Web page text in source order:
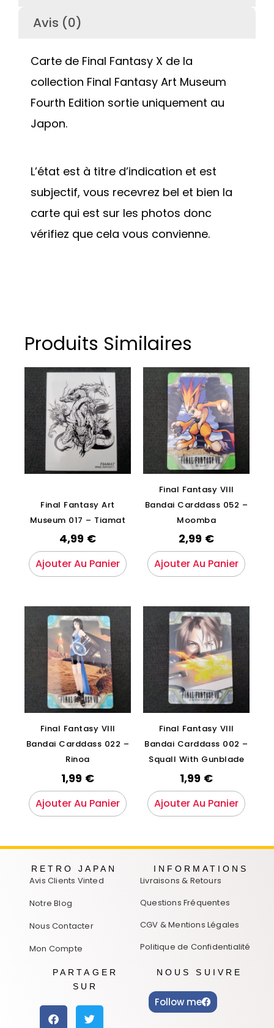
Avis (0)
Carte de Final Fantasy X de la
collection Final Fantasy Art Museum
Fourth Edition sortie uniquement au
Japon.
L’état est à titre d’indication et est
subjectif, vous recevrez bel et bien la
carte qui est sur les photos donc
vérifiez que cela vous convienne.
Produits Similaires
Final Fantasy Art
Museum 017 – Tiamat
4,99 €
Ajouter Au Panier
Final Fantasy VIII
Bandai Carddass 052 –
Moomba
2,99 €
Ajouter Au Panier
Final Fantasy VIII
Bandai Carddass 022 –
Rinoa
1,99 €
Ajouter Au Panier
Final Fantasy VIII
Bandai Carddass 002 –
Squall With Gunblade
1,99 €
Ajouter Au Panier
RETRO JAPAN
Avis Clients Vinted
Notre Blog
Nous Contacter
Mon Compte
INFORMATIONS
Livraisons & Retours
Questions Fréquentes
CGV & Mentions Légales
Politique de Confidentialité
PARTAGER
SUR
NOUS SUIVRE
Follow me